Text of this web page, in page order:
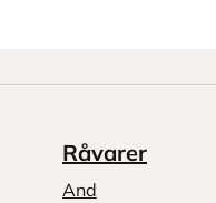
Råvarer
And